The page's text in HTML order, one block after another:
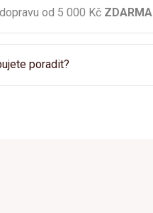
od 5 000 Kč ZDARMA
poradit?